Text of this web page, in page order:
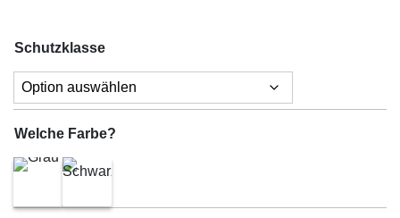
Schutzklasse
Welche Farbe?